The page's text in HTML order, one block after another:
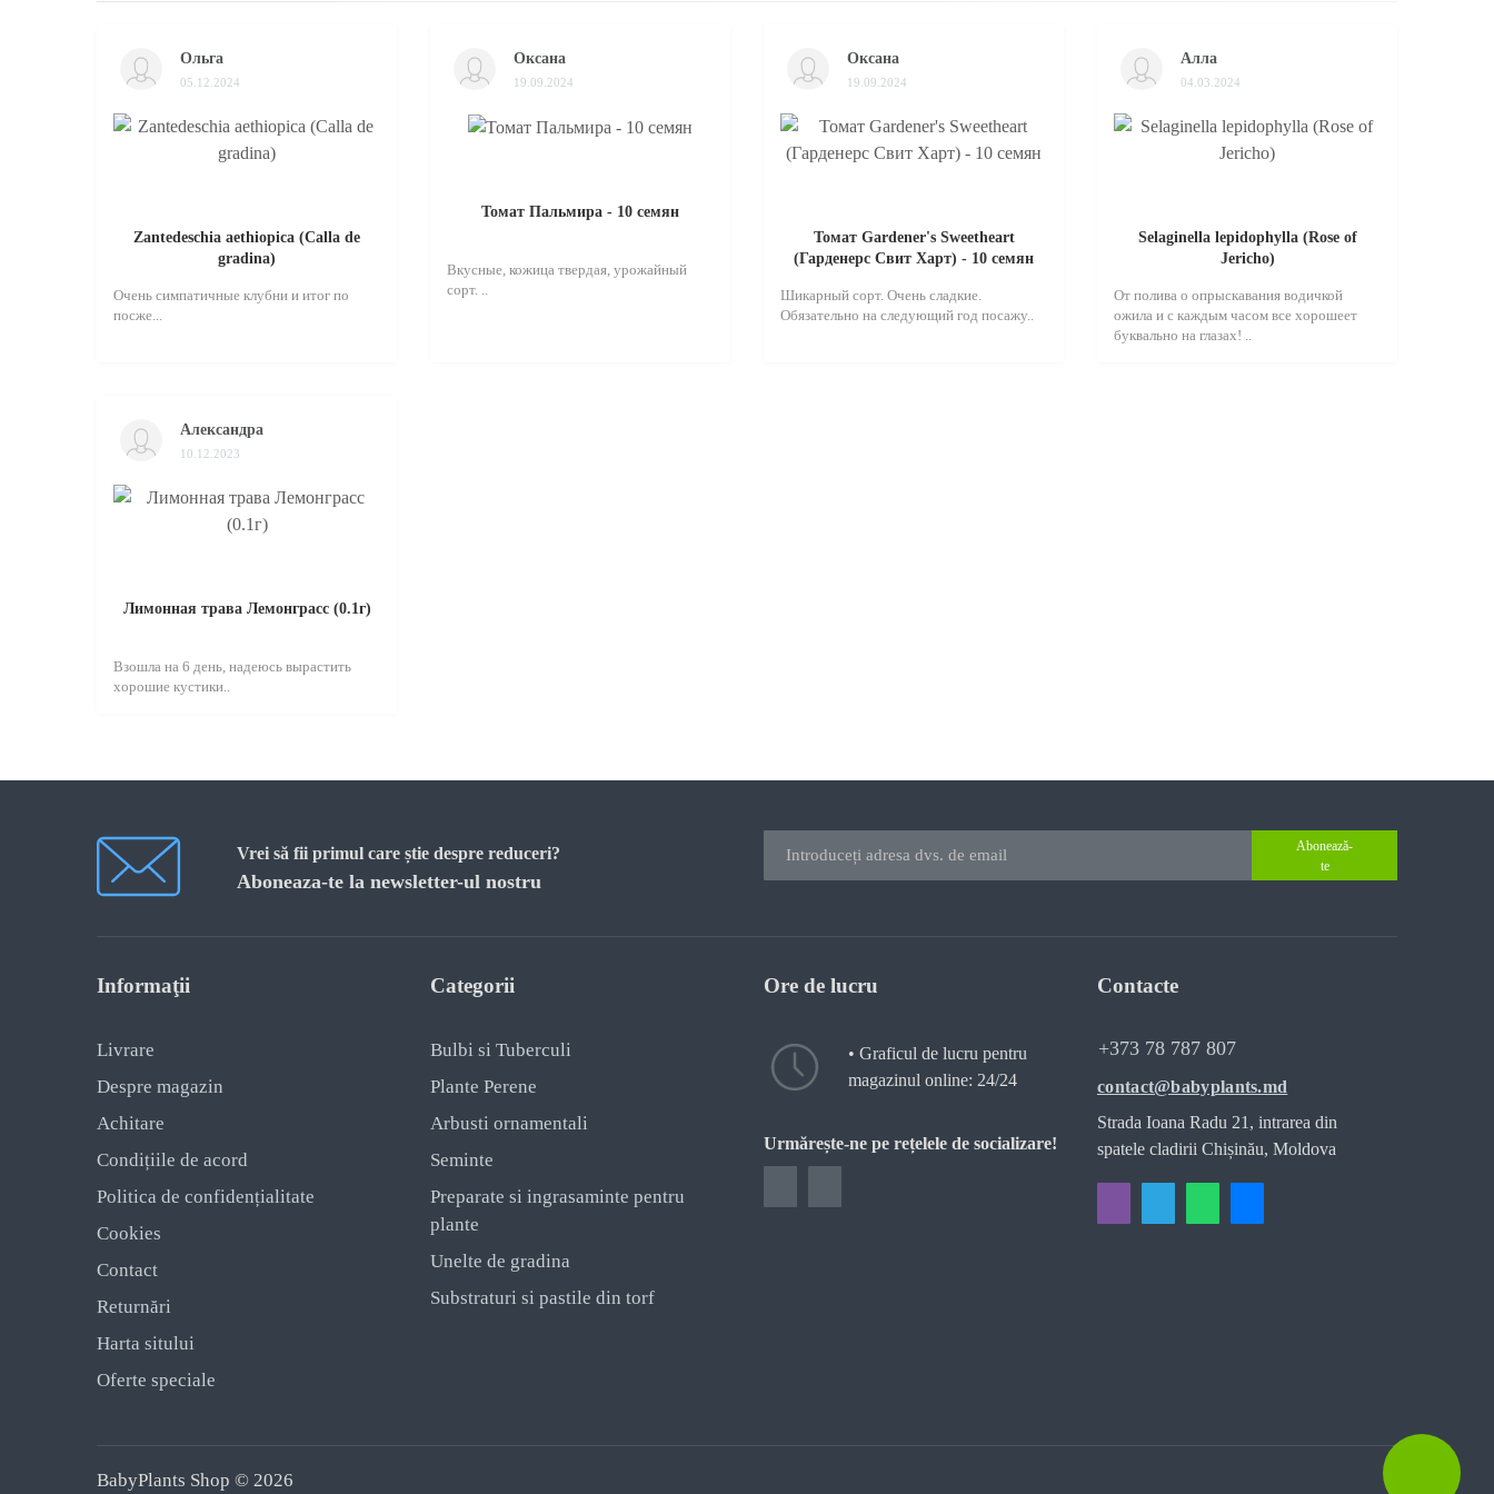
Ольга
05.12.2024
Zantedeschia aethiopica (Calla de
gradina)
Очень симпатичные клубни и итог по
посже...
Оксана
19.09.2024
Томат Пальмира - 10 семян
Вкусные, кожица твердая, урожайный
сорт. ..
Оксана
19.09.2024
Томат Gardener's Sweetheart
(Гарденерс Свит Харт) - 10 семян
Шикарный сорт. Очень сладкие.
Обязательно на следующий год посажу..
Алла
04.03.2024
Selaginella lepidophylla (Rose of
Jericho)
От полива о опрыскавания водичкой
ожила и с каждым часом все хорошеет
буквально на глазах! ..
Александра
10.12.2023
Лимонная трава Лемонграсс (0.1г)
Взошла на 6 день, надеюсь вырастить
хорошие кустики..
Vrei să fii primul care știe despre reduceri?
Aboneaza-te la newsletter-ul nostru
Abonează-
te
Informaţii
Livrare
Despre magazin
Achitare
Condițiile de acord
Politica de confidențialitate
Cookies
Contact
Returnări
Harta sitului
Oferte speciale
Categorii
Bulbi si Tuberculi
Plante Perene
Arbusti ornamentali
Seminte
Preparate si ingrasaminte pentru
plante
Unelte de gradina
Substraturi si pastile din torf
Ore de lucru
• Graficul de lucru pentru
magazinul online: 24/24
Urmărește-ne pe rețelele de socializare!
Contacte
+373 78 787 807
contact@babyplants.md
Strada Ioana Radu 21, intrarea din
spatele cladirii Chișinău, Moldova
BabyPlants Shop © 2026